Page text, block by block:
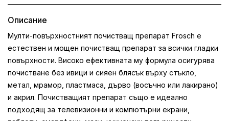
Описание
Мулти-повърхностният почистващ препарат Frosch е
естествен и мощен почистващ препарат за всички гладки
повърхности. Високо ефективната му формула осигурява
почистване без ивици и сияен блясък върху стъкло,
метал, мрамор, пластмаса, дърво (восъчно или лакирано)
и акрил. Почистващият препарат също е идеално
подходящ за телевизионни и компютърни екрани,